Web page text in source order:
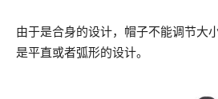
由于是合身的设计，帽子不能调节大
是平直或者弧形的设计。